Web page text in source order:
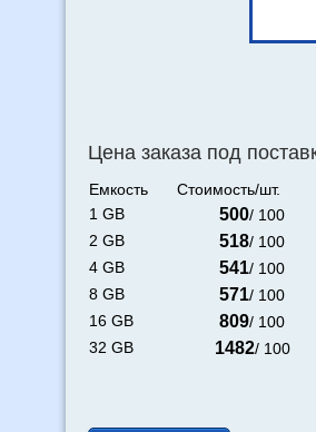
Цена заказа под
Емкость
Стоимость/шт.
1 GB
500/ 100
2 GB
518/ 100
4 GB
541/ 100
8 GB
571/ 100
16 GB
809/ 100
32 GB
1482/ 100